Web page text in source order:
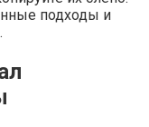
подходы и